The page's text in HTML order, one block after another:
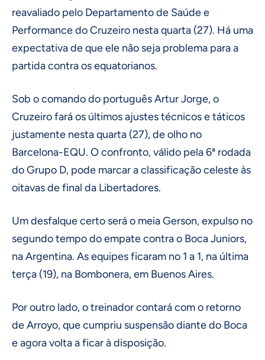
reavaliado pelo Departamento de Saúde e
Performance do Cruzeiro nesta quarta (27). Há uma
expectativa de que ele não seja problema para a
partida contra os equatorianos.
Sob o comando do português Artur Jorge, o
Cruzeiro fará os últimos ajustes técnicos e táticos
justamente nesta quarta (27), de olho no
Barcelona-EQU. O confronto, válido pela 6ª rodada
do Grupo D, pode marcar a classificação celeste às
oitavas de final da Libertadores.
Um desfalque certo será o meia Gerson, expulso no
segundo tempo do empate contra o Boca Juniors,
na Argentina. As equipes ficaram no 1 a 1, na última
terça (19), na Bombonera, em Buenos Aires.
Por outro lado, o treinador contará com o retorno
de Arroyo, que cumpriu suspensão diante do Boca
e agora volta a ficar à disposição.